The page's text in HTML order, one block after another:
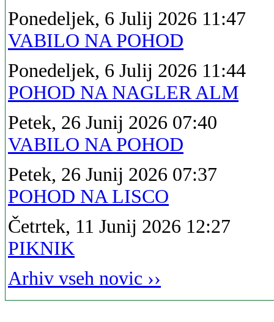
Ponedeljek, 6 Julij 2026 11:47
VABILO NA POHOD
Ponedeljek, 6 Julij 2026 11:44
POHOD NA NAGLER ALM
Petek, 26 Junij 2026 07:40
VABILO NA POHOD
Petek, 26 Junij 2026 07:37
POHOD NA LISCO
Četrtek, 11 Junij 2026 12:27
PIKNIK
Arhiv vseh novic ››